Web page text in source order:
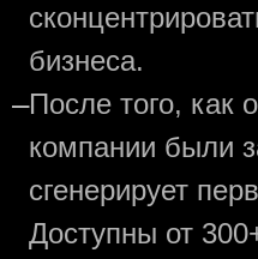
бизнеса.
—После того, как
компании были
сгенерирует
Доступны от